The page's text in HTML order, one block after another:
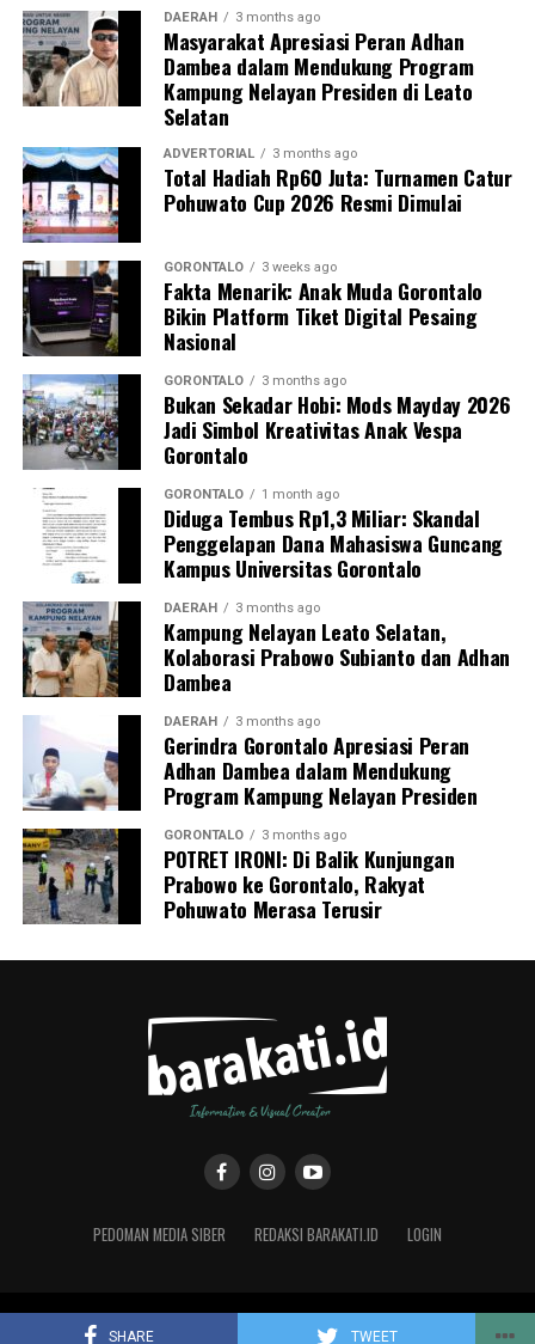
SHARE TWEET
Selain skrining TBC, mahasiswa turut mendampingi
nakes Puskesmas Talaga Jaya dalam memberikan
pelayanan Cek Kesehatan Gratis (CKG), meliputi
pengukuran tekanan darah, cek kadar gula darah, dan
penapisan faktor risiko penyakit tidak menular (PTM)
sebagai upaya promotif-preventif.
Perwakilan DPL KKN-PK, Dr. dr. Vivien Novarina A.
Kasim, M.Kes., menegaskan bahwa keterlibatan
mahasiswa merupakan bentuk perwujudan Tri Dharma
Perguruan Tinggi dalam mengawal transformasi
layanan kesehatan primer.
“Kehadiran mahasiswa mempercepat jangkauan skema
active case findingTBC yang dicanangkan pemerintah.
Sinergi multisektor antara perguruan tinggi, dinas
kesehatan, puskesmas, dan pemerintah desa seperti
inilah yang menjadi kunci sukses pembentukan
masyarakat sadar sehat,” jelas Dr. Vivien.
Masyarakat Desa Luwoo menyambut antusias agenda
terpadu ini. Ratusan warga memanfaatkan layanan
pemeriksaan kesehatan gratis sekaligus berkonsultasi
mengenai pola hidup bersih dan sehat (PHBS)
pencegahan tuberkulosis.
DAERAH 3 months ago
Masyarakat Apresiasi Peran Adhan
Dambea dalam Mendukung Program
Kampung Nelayan Presiden di Leato
Selatan
ADVERTORIAL 3 months ago
Total Hadiah Rp60 Juta: Turnamen Catur
Pohuwato Cup 2026 Resmi Dimulai
GORONTALO 3 weeks ago
Fakta Menarik: Anak Muda Gorontalo
Bikin Platform Tiket Digital Pesaing
Nasional
GORONTALO 3 months ago
Bukan Sekadar Hobi: Mods Mayday 2026
Jadi Simbol Kreativitas Anak Vespa
Gorontalo
GORONTALO 1 month ago
Diduga Tembus Rp1,3 Miliar: Skandal
Penggelapan Dana Mahasiswa Guncang
Kampus Universitas Gorontalo
DAERAH 3 months ago
Kampung Nelayan Leato Selatan,
Kolaborasi Prabowo Subianto dan Adhan
Dambea
DAERAH 3 months ago
Gerindra Gorontalo Apresiasi Peran
Adhan Dambea dalam Mendukung
Program Kampung Nelayan Presiden
GORONTALO 3 months ago
POTRET IRONI: Di Balik Kunjungan
Prabowo ke Gorontalo, Rakyat
Pohuwato Merasa Terusir
PEDOMAN MEDIA SIBER REDAKSI BARAKATI.ID LOGIN
Copyright © 2019 Barakati.ID supported by CMS Studio Design